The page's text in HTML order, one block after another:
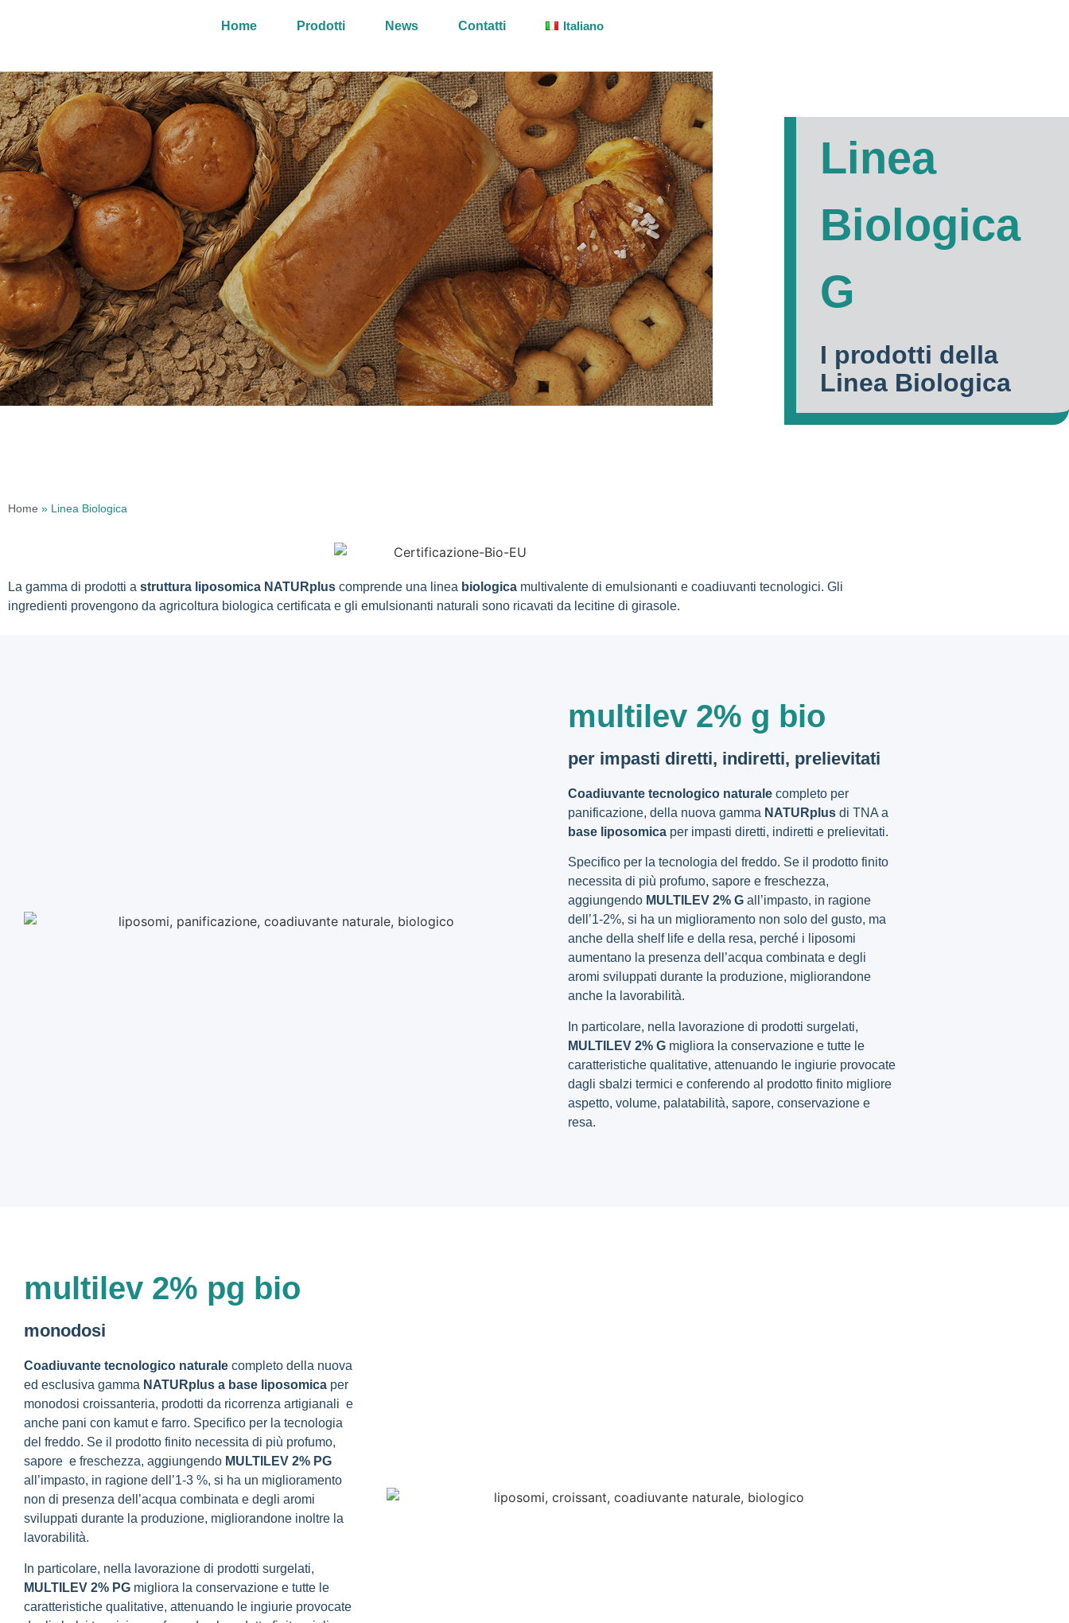
Home Prodotti News Contatti Italiano
Linea
Biologica
G
I prodotti della
Linea Biologica
Home » Linea Biologica
La gamma di prodotti a struttura liposomica NATURplus comprende una linea biologica multivalente di emulsionanti e coadiuvanti tecnologici. Gli
ingredienti provengono da agricoltura biologica certificata e gli emulsionanti naturali sono ricavati da lecitine di girasole.
multilev 2% g bio
per impasti diretti, indiretti, prelievitati
Coadiuvante tecnologico naturale completo per
panificazione, della nuova gamma NATURplus di TNA a
base liposomica per impasti diretti, indiretti e prelievitati.
Specifico per la tecnologia del freddo. Se il prodotto finito
necessita di più profumo, sapore e freschezza,
aggiungendo MULTILEV 2% G all’impasto, in ragione
dell’1-2%, si ha un miglioramento non solo del gusto, ma
anche della shelf life e della resa, perché i liposomi
aumentano la presenza dell’acqua combinata e degli
aromi sviluppati durante la produzione, migliorandone
anche la lavorabilità.
In particolare, nella lavorazione di prodotti surgelati,
MULTILEV 2% G migliora la conservazione e tutte le
caratteristiche qualitative, attenuando le ingiurie provocate
dagli sbalzi termici e conferendo al prodotto finito migliore
aspetto, volume, palatabilità, sapore, conservazione e
resa.
multilev 2% pg bio
monodosi
Coadiuvante tecnologico naturale completo della nuova
ed esclusiva gamma NATURplus a base liposomica per
monodosi croissanteria, prodotti da ricorrenza artigianali e
anche pani con kamut e farro. Specifico per la tecnologia
del freddo. Se il prodotto finito necessita di più profumo,
sapore e freschezza, aggiungendo MULTILEV 2% PG
all’impasto, in ragione dell’1-3 %, si ha un miglioramento
non di presenza dell’acqua combinata e degli aromi
sviluppati durante la produzione, migliorandone inoltre la
lavorabilità.
In particolare, nella lavorazione di prodotti surgelati,
MULTILEV 2% PG migliora la conservazione e tutte le
caratteristiche qualitative, attenuando le ingiurie provocate